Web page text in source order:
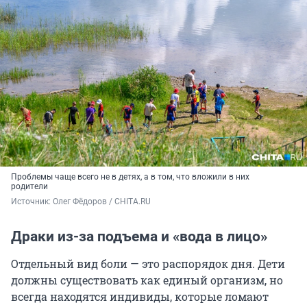
Проблемы чаще всего не в детях, а в том, что вложили в них
родители
Источник: Олег Фёдоров / CHITA.RU
Драки из-за подъема и «вода в лицо»
Отдельный вид боли — это распорядок дня. Дети
должны существовать как единый организм, но
всегда находятся индивиды, которые ломают